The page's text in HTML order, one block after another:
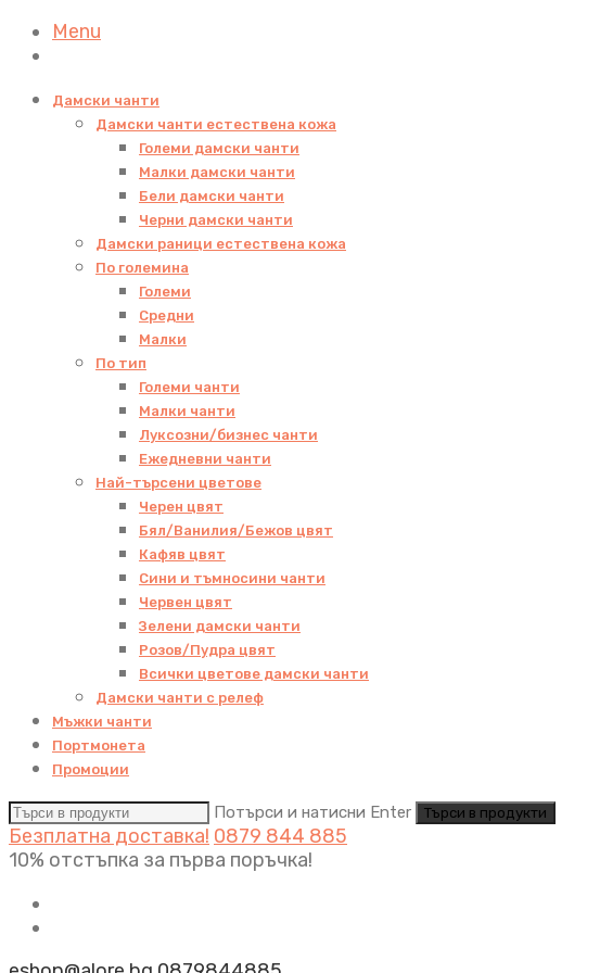
Menu
Дамски чанти
Дамски чанти естествена кожа
Големи дамски чанти
Малки дамски чанти
Бели дамски чанти
Черни дамски чанти
Дамски раници естествена кожа
По големина
Големи
Средни
Малки
По тип
Големи чанти
Малки чанти
Луксозни/бизнес чанти
Ежедневни чанти
Най-търсени цветове
Черен цвят
Бял/Ванилия/Бежов цвят
Кафяв цвят
Сини и тъмносини чанти
Червен цвят
Зелени дамски чанти
Розов/Пудра цвят
Всички цветове дамски чанти
Дамски чанти с релеф
Мъжки чанти
Портмонета
Промоции
Потърси и натисни Enter
Безплатна доставка! 0879 844 885
10% отстъпка за първа поръчка!